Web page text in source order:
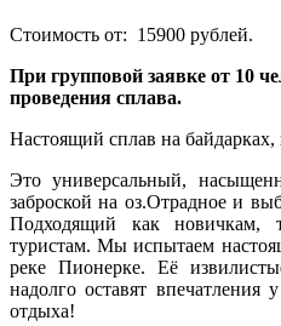
Стоимость от: 15900 рублей.
При групповой заявке от 10
проведения сплава.
Настоящий сплав на байдарках,
Это универсальный,
заброской на оз.Отрадное и
Подходящий как
туристам. Мы испытаем
реке Пионерке. Её
надолго оставят впечатления
отдыха!